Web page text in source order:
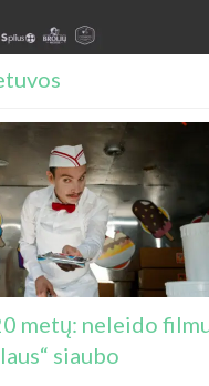
metų: neleido
siaubo